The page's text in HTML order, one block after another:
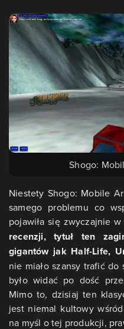
Shogo:
Niestety Shogo: Mobile
samego problemu co
pojawiła się zwyczajnie w
recenzji, tytuł ten
gigantów jak Half-Life,
nie miało szansy trafić
było widać po dość
Mimo to, dzisiaj ten
jest niemal kultowy
na myśl o tej produkcji,